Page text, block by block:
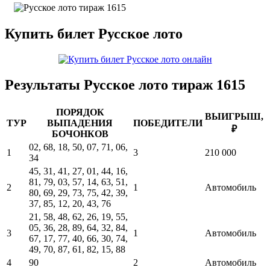
Купить билет Русское лото
Результаты Русское лото тираж 1615
ТУР
ПОРЯДОК
ВЫПАДЕНИЯ
БОЧОНКОВ
ПОБЕДИТЕЛИ
ВЫИГРЫШ,
₽
1
02, 68, 18, 50, 07, 71, 06,
34
3 210 000
2
45, 31, 41, 27, 01, 44, 16,
81, 79, 03, 57, 14, 63, 51,
80, 69, 29, 73, 75, 42, 39,
37, 85, 12, 20, 43, 76
1 Автомобиль
3
21, 58, 48, 62, 26, 19, 55,
05, 36, 28, 89, 64, 32, 84,
67, 17, 77, 40, 66, 30, 74,
49, 70, 87, 61, 82, 15, 88
1 Автомобиль
4 90 2
Автомобиль